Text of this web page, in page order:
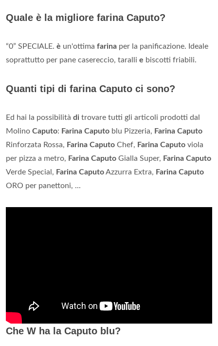
Quale è la migliore farina Caputo?
“0” SPECIALE. è un'ottima farina per la panificazione. Ideale
soprattutto per pane casereccio, taralli e biscotti friabili.
Quanti tipi di farina Caputo ci sono?
Ed hai la possibilità di trovare tutti gli articoli prodotti dal
Molino Caputo: Farina Caputo blu Pizzeria, Farina Caputo
Rinforzata Rossa, Farina Caputo Chef, Farina Caputo viola
per pizza a metro, Farina Caputo Gialla Super, Farina Caputo
Verde Special, Farina CaputoAzzurra Extra, Farina Caputo
ORO per panettoni, ...
Che W ha la Caputo blu?